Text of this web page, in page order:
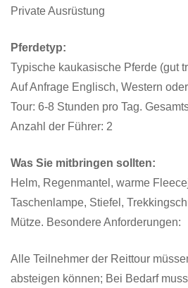
Private Ausrüstung
Pferdetyp:
Typische kaukasische Pferde (gut
Auf Anfrage Englisch, Western
Tour: 6-8 Stunden pro Tag.
Anzahl der Führer: 2
Was Sie mitbringen sollten:
Helm, Regenmantel, warme
Taschenlampe, Stiefel,
Mütze. Besondere Anforderungen:
Alle Teilnehmer der Reittour
absteigen können; Bei Bedarf